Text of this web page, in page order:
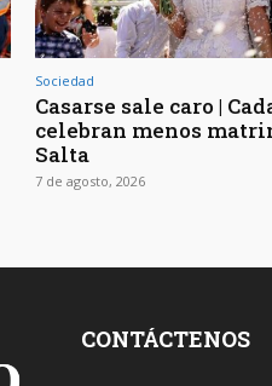
Sociedad
Casarse sale caro |
celebran menos
Salta
7 de agosto, 2026
CONTÁCTENOS